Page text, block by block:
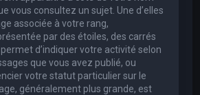
vous consultez un sujet. Une d’elles
associée à votre rang,
par des étoiles, des carrés
d’indiquer votre activité selon
que vous avez publié, ou
votre statut particulier sur le
généralement plus grande, est